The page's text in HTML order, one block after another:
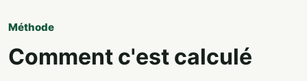
Méthode
Comment c'est calculé